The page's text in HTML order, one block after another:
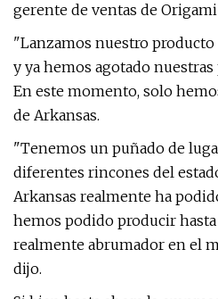
gerente de ventas de Origami
"Lanzamos nuestro producto
y ya hemos agotado
En este momento, solo
de Arkansas.
"Tenemos un puñado de
diferentes rincones del
Arkansas realmente ha
hemos podido producir hasta
realmente abrumador en el
dijo.